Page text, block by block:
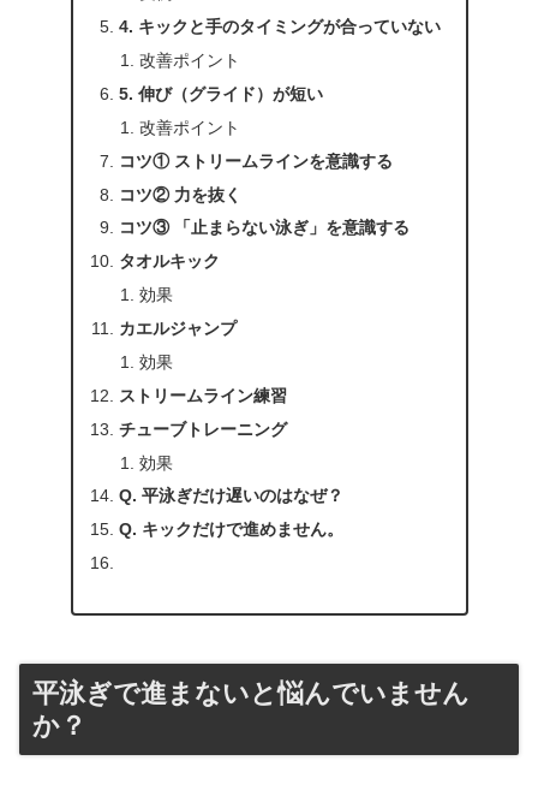
4. キックと手のタイミングが合っていない
改善ポイント
5. 伸び（グライド）が短い
改善ポイント
コツ① ストリームラインを意識する
コツ② 力を抜く
コツ③ 「止まらない泳ぎ」を意識する
タオルキック
効果
カエルジャンプ
効果
ストリームライン練習
チューブトレーニング
効果
Q. 平泳ぎだけ遅いのはなぜ？
Q. キックだけで進めません。
平泳ぎで進まないと悩んでいません
か？